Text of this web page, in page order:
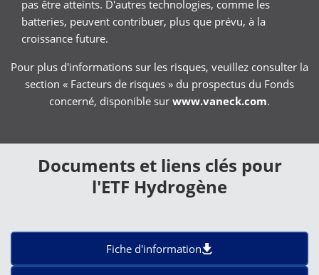
pas être atteints. D'autres technologies, comme les
batteries, peuvent contribuer, plus que prévu, à la
croissance future.
Pour plus d'informations sur les risques, veuillez consulter la
section « Facteurs de risques » du prospectus du Fonds
concerné, disponible sur www.vaneck.com.
Documents et liens clés pour
l'ETF Hydrogène
Fiche d'information